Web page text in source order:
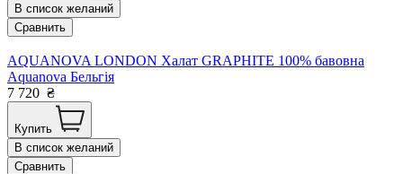
В список желаний
Сравнить
AQUANOVA LONDON Халат GRAPHITE 100% бавовна
Aquanova Бельгія
7 720 ₴
Купить
В список желаний
Сравнить